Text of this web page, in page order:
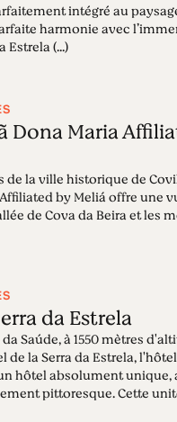
intégré au
harmonie avec
Estrela (...)
Dona Maria
de la ville historique de
by Meliá offre une
de Cova da Beira et les
da Estrela
Saúde, à 1550 mètres
la Serra da Estrela,
hôtel absolument unique,
pittoresque. Cette